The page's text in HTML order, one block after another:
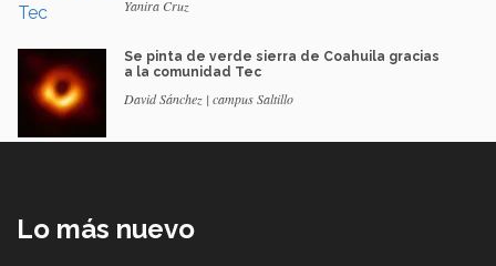
Yanira Cruz
Se pinta de verde sierra de Coahuila gracias
a la comunidad Tec
David Sánchez | campus Saltillo
Lo más nuevo